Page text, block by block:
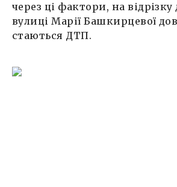
через ці фактори, на
вулиці Марії Башкирцевої
стаються ДТП.